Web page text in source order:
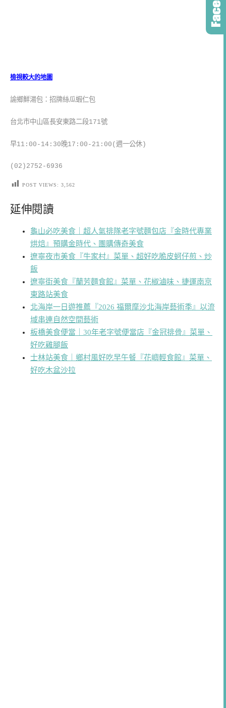
檢視較大的地圖
諭鄉鮮湯包：招牌絲瓜蝦仁包
台北市中山區長安東路二段171號
早11:00-14:30晚17:00-21:00(週一公休)
(02)2752-6936
POST VIEWS: 3,562
延伸閱讀
龜山必吃美食｜超人氣排隊老字號麵包店『金時代專業
烘焙』預購金時代、團購傳奇美食
遼寧夜市美食『牛家村』菜單、超好吃脆皮蚵仔煎、炒
飯
遼寧街美食『蘭芳麵食館』菜單、花椒滷味、捷運南京
東路站美食
北海岸一日遊推薦『2026 福爾摩沙北海岸藝術季』以流
域串連自然空間藝術
板橋美食便當｜30年老字號便當店『金冠排骨』菜單、
好吃雞腿飯
士林站美食｜鄉村風好吃早午餐『花嶼輕食館』菜單、
好吃木盆沙拉